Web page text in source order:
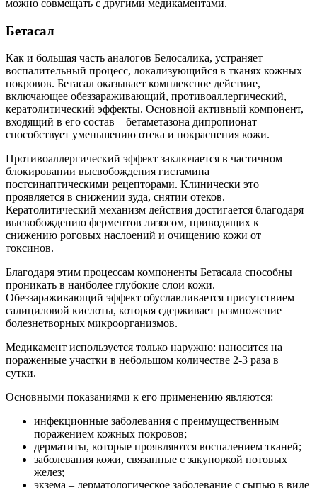
можно совмещать с другими медикаментами.
Бетасал
Как и большая часть аналогов Белосалика, устраняет
воспалительный процесс, локализующийся в тканях кожных
покровов. Бетасал оказывает комплексное действие,
включающее обеззараживающий, противоаллергический,
кератолитический эффекты. Основной активный компонент,
входящий в его состав – бетаметазона дипропионат –
способствует уменьшению отека и покраснения кожи.
Противоаллергический эффект заключается в частичном
блокировании высвобождения гистамина
постсинаптическими рецепторами. Клинически это
проявляется в снижении зуда, снятии отеков.
Кератолитический механизм действия достигается благодаря
высвобождению ферментов лизосом, приводящих к
снижению роговых наслоений и очищению кожи от
токсинов.
Благодаря этим процессам компоненты Бетасала способны
проникать в наиболее глубокие слои кожи.
Обеззараживающий эффект обуславливается присутствием
салициловой кислоты, которая сдерживает размножение
болезнетворных микроорганизмов.
Медикамент используется только наружно: наносится на
пораженные участки в небольшом количестве 2-3 раза в
сутки.
Основными показаниями к его применению являются:
инфекционные заболевания с преимущественным
поражением кожных покровов;
дерматиты, которые проявляются воспалением тканей;
заболевания кожи, связанные с закупоркой потовых
желез;
экзема – дерматологическое заболевание с сыпью в виде